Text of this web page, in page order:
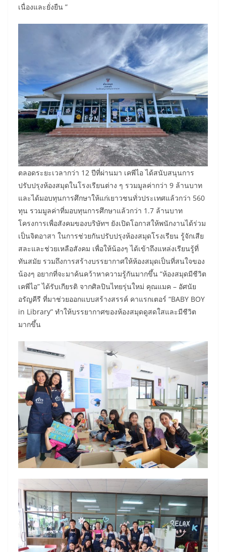
เนื่องและยั่งยืน ”
ตลอดระยะเวลากว่า 12 ปีที่ผ่านมา เคพีไอ ได้สนับสนุนการ
ปรับปรุงห้องสมุดในโรงเรียนต่าง ๆ รวมมูลค่ากว่า 9 ล้านบาท
และได้มอบทุนการศึกษาให้แก่เยาวชนทั่วประเทศแล้วกว่า 560
ทุน รวมมูลค่าที่มอบทุนการศึกษาแล้วกว่า 1.7 ล้านบาท
โครงการเพื่อสังคมของบริษัทฯ ยังเปิดโอกาสให้พนักงานได้ร่วม
เป็นจิตอาสา ในการช่วยกันปรับปรุงห้องสมุดโรงเรียน รู้จักเสีย
สละและช่วยเหลือสังคม เพื่อให้น้องๆ ได้เข้าถึงแหล่งเรียนรู้ที่
ทันสมัย รวมถึงการสร้างบรรยากาศให้ห้องสมุดเป็นที่สนใจของ
น้องๆ อยากที่จะมาค้นคว้าหาความรู้กันมากขึ้น “ห้องสมุดมีชีวิต
เคพีไอ” ได้รับเกียรติ จากศิลปินไทยรุ่นใหม่ คุณแมค – อัศนัย
อรัญคีรี ที่มาช่วยออกแบบสร้างสรรค์ คาแรกเตอร์ “BABY BOY
in Library” ทำให้บรรยากาศของห้องสมุดดูสดใสและมีชีวิต
มากขึ้น